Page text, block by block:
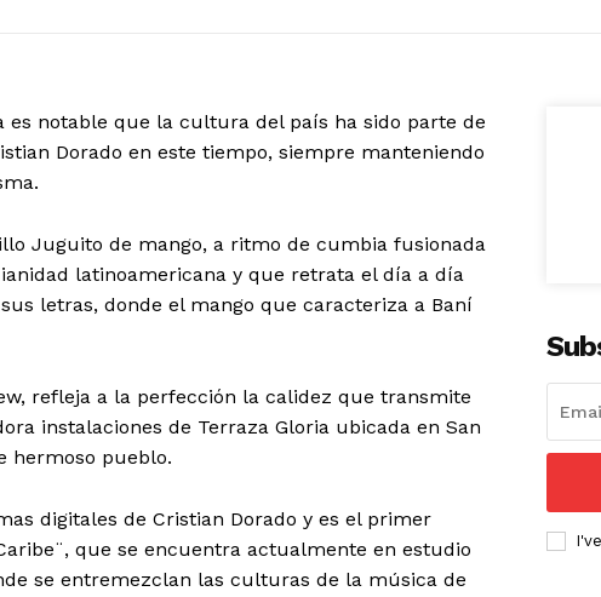
es notable que la cultura del país ha sido parte de
Dorado en este tiempo, siempre manteniendo
Juguito de mango, a ritmo de cumbia fusionada
latinoamericana y que retrata el día a día
letras, donde el mango que caracteriza a Baní
refleja a la perfección la calidez que transmite
instalaciones de Terraza Gloria ubicada en San
hermoso pueblo.
digitales de Cristian Dorado y es el primer
que se encuentra actualmente en estudio
se entremezclan las culturas de la música de